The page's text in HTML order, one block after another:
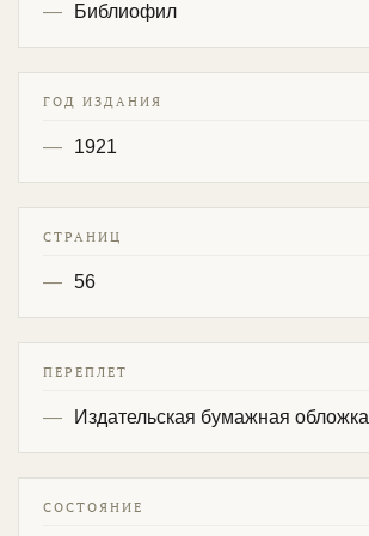
Библиофил
ГОД ИЗДАНИЯ
1921
СТРАНИЦ
56
ПЕРЕПЛЕТ
Издательская бумажная обложка
СОСТОЯНИЕ